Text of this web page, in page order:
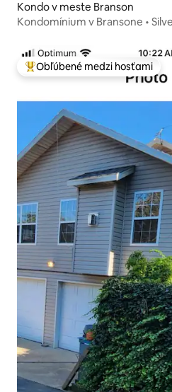
Kondo v meste Branson
Kondomínium v Bransone •
Najobľúbenejšie medzi hosťami
Obľúbené medzi hosťami